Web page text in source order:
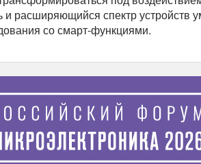
и расширяющийся спектр устройств
со смарт-функциями.